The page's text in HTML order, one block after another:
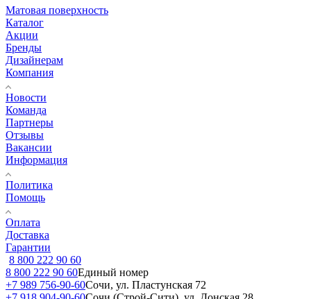
Матовая поверхность
Каталог
Акции
Бренды
Дизайнерам
Компания
Новости
Команда
Партнеры
Отзывы
Вакансии
Информация
Политика
Помощь
Оплата
Доставка
Гарантии
8 800 222 90 60
8 800 222 90 60Единый номер
+7 989 756-90-60Сочи, ул. Пластунская 72